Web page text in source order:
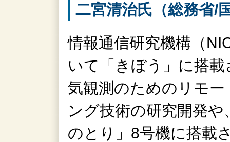
二宮清治氏（総務省/
情報通信研究機構（
いて「きぼう」に搭載
気観測のためのリモー
ング技術の研究開発や
のとり」8号機に搭載